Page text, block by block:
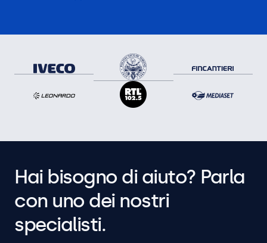
Hai bisogno di aiuto? Parla
con uno dei nostri
specialisti.